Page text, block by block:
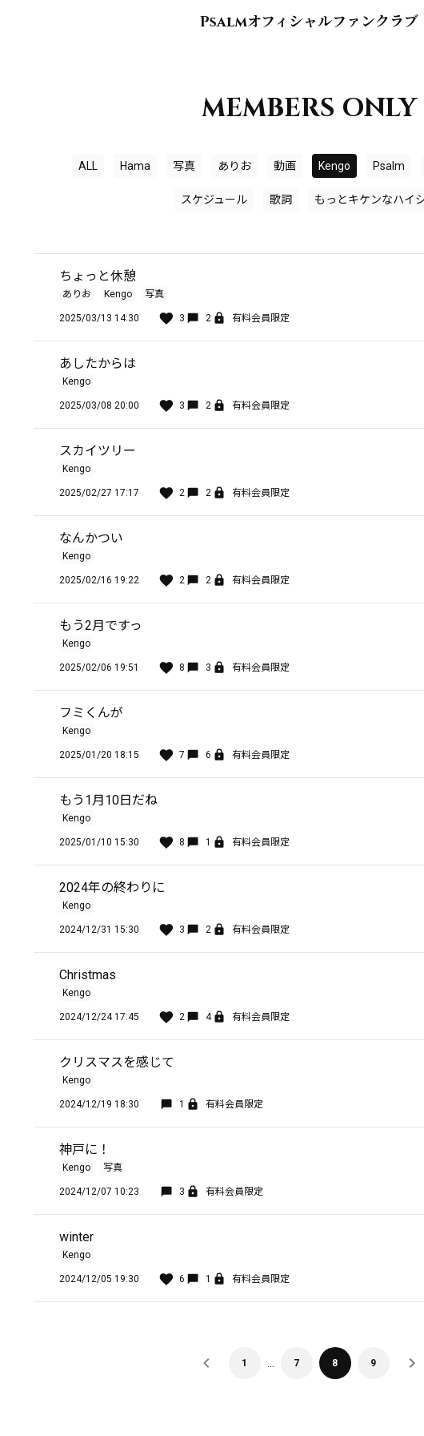
Psalmオフィシャルファンクラブ
MEMBERS ONLY
ALL Hama 写真 ありお 動画 Kengo Psalm
スケジュール 歌詞 もっとキケンなハイ
ちょっと休憩
ありお Kengo 写真
2025/03/13 14:30 3 2 有料会員限定
あしたからは
Kengo
2025/03/08 20:00 3 2 有料会員限定
スカイツリー
Kengo
2025/02/27 17:17 2 2 有料会員限定
なんかつい
Kengo
2025/02/16 19:22 2 2 有料会員限定
もう2月ですっ
Kengo
2025/02/06 19:51 8 3 有料会員限定
フミくんが
Kengo
2025/01/20 18:15 7 6 有料会員限定
もう1月10日だね
Kengo
2025/01/10 15:30 8 1 有料会員限定
2024年の終わりに
Kengo
2024/12/31 15:30 3 2 有料会員限定
Christmas
Kengo
2024/12/24 17:45 2 4 有料会員限定
クリスマスを感じて
Kengo
2024/12/19 18:30 1 有料会員限定
神戸に！
Kengo 写真
2024/12/07 10:23 3 有料会員限定
winter
Kengo
2024/12/05 19:30 6 1 有料会員限定
1 7 8 9